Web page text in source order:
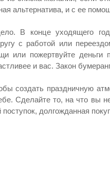
альтернатива, и с ее
В конце уходящего
с работой или
или пожертвуйте
и вас. Закон
создать праздничную
Сделайте то, на что вы
долгожданная